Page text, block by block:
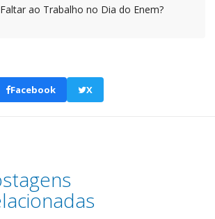
ao Trabalho no Dia do Enem?
Facebook X